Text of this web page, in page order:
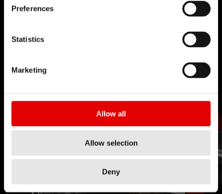
Preferences
Statistics
Marketing
Allow all
Allow selection
Deny
perseguimos la perfección en el desarrollo de
Nuestro principio rector es llevar los límites de la